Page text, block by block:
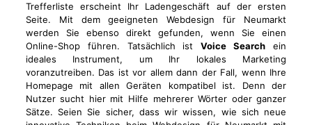
Trefferliste erscheint Ihr Ladengeschäft auf der ersten
Seite. Mit dem geeigneten Webdesign für Neumarkt
werden Sie ebenso direkt gefunden, wenn Sie einen
Online-Shop führen. Tatsächlich istVoice Search ein
ideales Instrument, um Ihr lokales Marketing
voranzutreiben. Das ist vor allem dann der Fall, wenn Ihre
Homepage mit allen Geräten kompatibel ist. Denn der
Nutzer sucht hier mit Hilfe mehrerer Wörter oder ganzer
Sätze. Seien Sie sicher, dass wir wissen, wie sich neue